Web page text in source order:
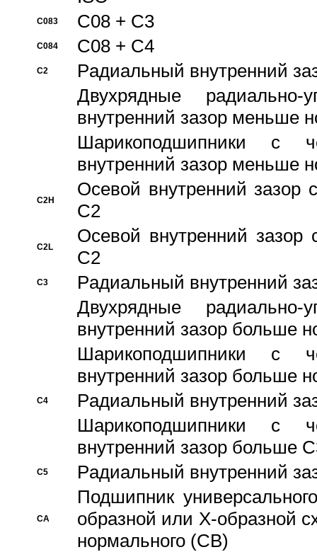
C083 C08 + C3
C084 C08 + C4
C2
Pадиальный внутренний
Двухрядные радиально-
внутренний зазор меньше
Шарикоподшипники с
внутренний зазор меньше
C2H
Осевой внутренний зазор
C2
C2L
Осевой внутренний зазор
C2
C3
Pадиальный внутренний
Двухрядные радиально-
внутренний зазор больше
Шарикоподшипники с
внутренний зазор больше
C4
Pадиальный внутренний
Шарикоподшипники с
внутренний зазор больше
C5 Pадиальный внутренний
CA
Подшипник
образной или Х-образной
нормального (CB)